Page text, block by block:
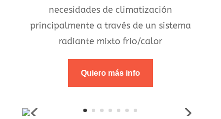
necesidades de climatización
principalmente a través de un sistema
radiante mixto frio/calor
Quiero más info